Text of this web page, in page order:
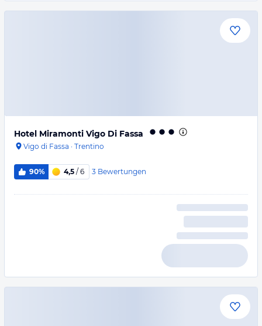
Hotel Miramonti Vigo Di Fassa
Vigo di Fassa · Trentino
90% 4,5 / 6 3 Bewertungen